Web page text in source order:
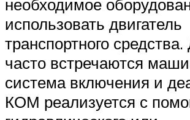
необходимое
использовать двигатель
транспортного
часто встречаются
система включения и
КОМ реализуется с